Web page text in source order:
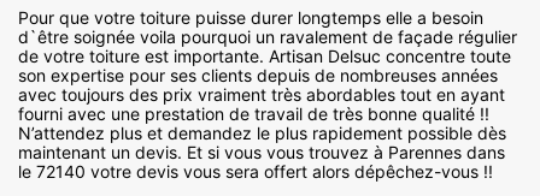
Pour que votre toiture puisse durer longtemps elle a besoin
d`être soignée voila pourquoi un ravalement de façade régulier
de votre toiture est importante. Artisan Delsuc concentre toute
son expertise pour ses clients depuis de nombreuses années
avec toujours des prix vraiment très abordables tout en ayant
fourni avec une prestation de travail de très bonne qualité !!
N’attendez plus et demandez le plus rapidement possible dès
maintenant un devis. Et si vous vous trouvez à Parennes dans
le 72140 votre devis vous sera offert alors dépêchez-vous !!